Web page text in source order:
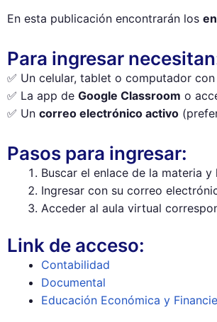
En esta publicación encontrarán los
Para ingresar
✅ Un celular, tablet o computador
✅ La app de Google Classroom o
✅ Un correo electrónico activo
Pasos para ingresar:
Buscar el enlace de la materia y
Ingresar con su correo
Acceder al aula virtual
Link de acceso:
Contabilidad
Documental
Educación Económica y